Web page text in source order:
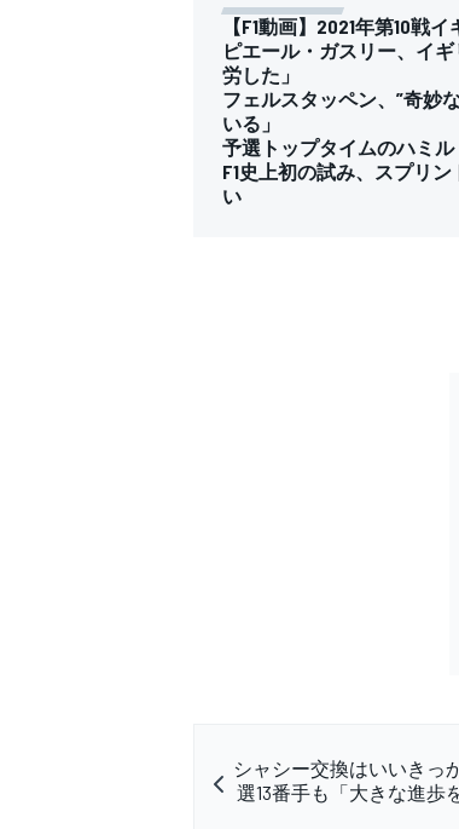
すべてのカテゴリー
【F1動画】2021年第10戦
ピエール・ガスリー、イ
労した」
フェルスタッペン、”奇妙
いる」
予選トップタイムのハミ
F1史上初の試み、スプリ
い
シャシー交換はいいき
選13番手も「大きな進歩